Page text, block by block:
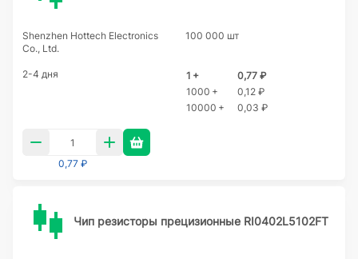
Shenzhen Hottech Electronics
Co., Ltd.
100 000 шт
2-4 дня 1 +
0,77 ₽
1000 +
0,12 ₽
10000 +
0,03 ₽
0,77 ₽
Чип резисторы прецизионные RI0402L5102FT